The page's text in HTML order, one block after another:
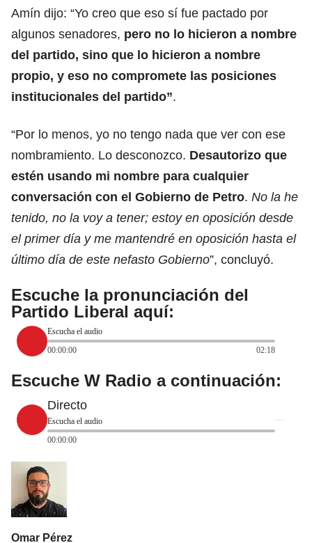
Amín dijo: “Yo creo que eso sí fue pactado por
algunos senadores, pero no lo hicieron a nombre
del partido, sino que lo hicieron a nombre
propio, y eso no compromete las posiciones
institucionales del partido”.
“Por lo menos, yo no tengo nada que ver con ese
nombramiento. Lo desconozco. Desautorizo que
estén usando mi nombre para cualquier
conversación con el Gobierno de Petro. No la he
tenido, no la voy a tener; estoy en oposición desde
el primer día y me mantendré en oposición hasta el
último día de este nefasto Gobierno”, concluyó.
Escuche la pronunciación del
Partido Liberal aquí:
Escucha el audio
00:00:00
02:18
Escuche W Radio a continuación:
Directo
Escucha el audio
00:00:00
Omar Pérez